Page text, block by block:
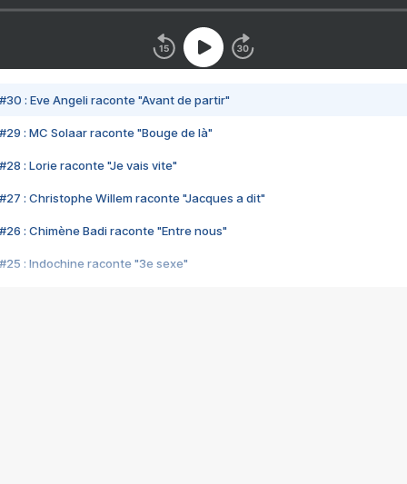
#30 : Eve Angeli raconte "Avant de partir"
#29 : MC Solaar raconte "Bouge de là"
#28 : Lorie raconte "Je vais vite"
#27 : Christophe Willem raconte "Jacques a dit"
#26 : Chimène Badi raconte "Entre nous"
#25 : Indochine raconte "3e sexe"